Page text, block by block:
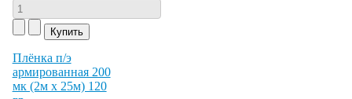
Плёнка п/э
армированная 200
мк (2м х 25м) 120